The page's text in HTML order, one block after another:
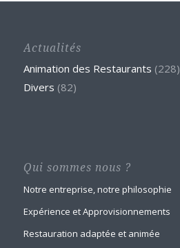
Actualités
Animation des Restaurants (228)
Divers (82)
Qui sommes nous ?
Notre entreprise, notre philosophie
Expérience et Approvisionnements
Restauration adaptée et animée